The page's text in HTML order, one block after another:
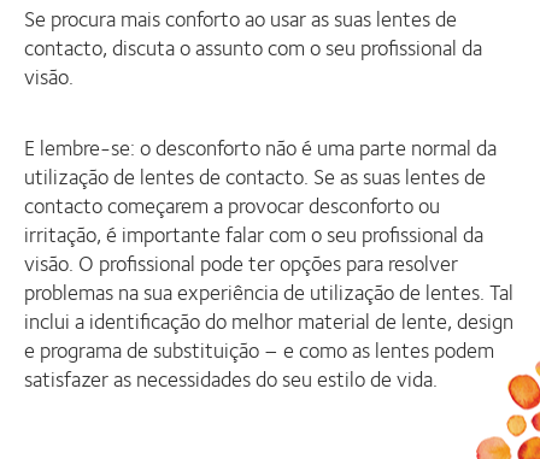
Se procura mais conforto ao usar as suas lentes de
contacto, discuta o assunto com o seu profissional da
visão.
E lembre-se: o desconforto não é uma parte normal da
utilização de lentes de contacto. Se as suas lentes de
contacto começarem a provocar desconforto ou
irritação, é importante falar com o seu profissional da
visão. O profissional pode ter opções para resolver
problemas na sua experiência de utilização de lentes. Tal
inclui a identificação do melhor material de lente, design
e programa de substituição – e como as lentes podem
satisfazer as necessidades do seu estilo de vida.